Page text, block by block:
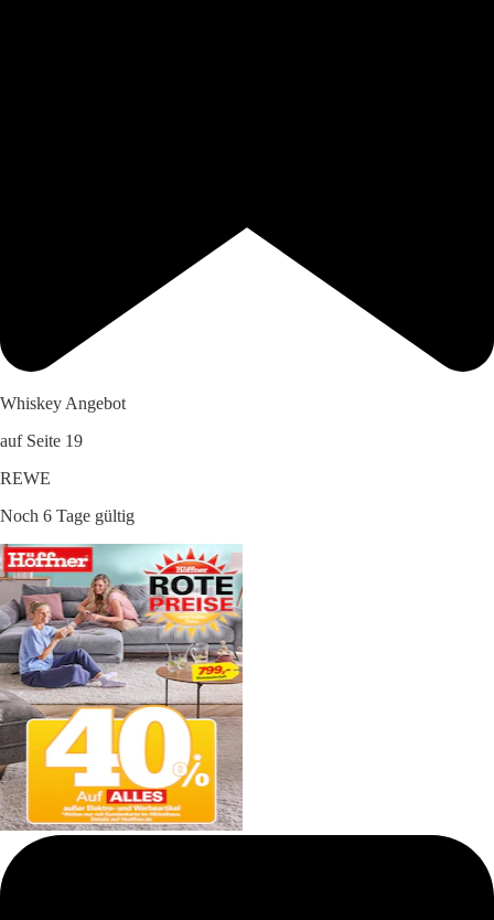
Whiskey Angebot
auf Seite 19
REWE
Noch 6 Tage gültig